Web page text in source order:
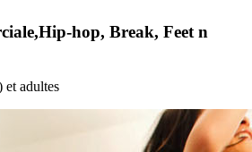
hop, Break, Feet n
et adultes